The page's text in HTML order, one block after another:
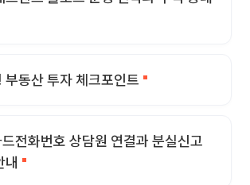
부동산 투자 체크포인트
전화번호 상담원 연결과 분실신고
내